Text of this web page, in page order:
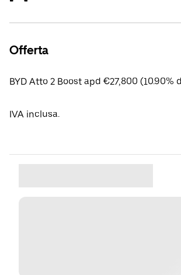
Offerta
BYD Atto 2 Boost apd €27,800 (10.90%
IVA inclusa.